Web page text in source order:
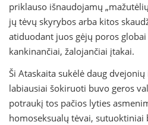
priklauso išnaudojamų
jų tėvų skyrybos arba kitos
atiduodant juos gėjų poros
kankinančiai, žalojančiai įtakai.
Ši Ataskaita sukėlė daug
labiausiai šokiruoti buvo geros
potraukį tos pačios lyties
homoseksualų tėvai, sutuoktiniai